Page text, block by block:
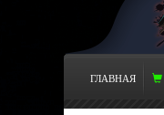
ГЛАВНАЯ